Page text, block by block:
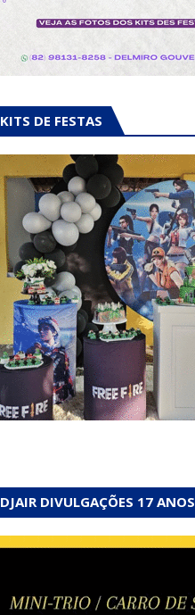
KITS DE FESTAS
DJAIR DIVULGAÇÕES 17 ANOS